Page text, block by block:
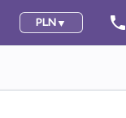
PLN phone